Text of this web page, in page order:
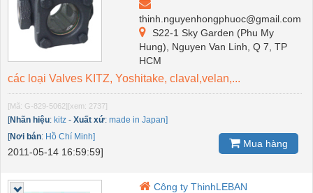
thinh.nguyenhongphuoc@gmail.com
S22-1 Sky Garden (Phu My
Hung), Nguyen Van Linh, Q 7, TP
HCM
các loại Valves KITZ, Yoshitake, claval,velan,...
[Mã: G-829-5062][xem: 2737]
[Nhãn hiệu: kitz - Xuất xứ: made in Japan]
[Nơi bán: Hồ Chí Minh]
2011-05-14 16:59:59]
Mua hàng
Công ty ThinhLEBAN